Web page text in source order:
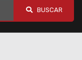
BUSCAR